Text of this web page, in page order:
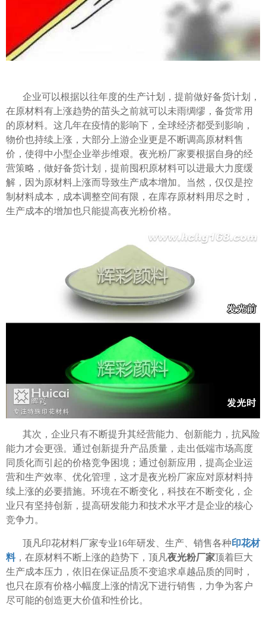
企业可以根据以往年度的生产计划，提前做好备货计划，
在原材料有上涨趋势的苗头之前就可以未雨绸缪，备货常用
的原材料。这几年在疫情的影响下，全球经济都受到影响，
物价也持续上涨，大部分上游企业更是不断调高原材料售
价，使得中小型企业举步维艰。夜光粉厂家要根据自身的经
营策略，做好备货计划，提前囤积原材料可以进最大力度缓
解，因为原材料上涨而导致生产成本增加。当然，仅仅是控
制材料成本，成本调整空间有限，在库存原材料用尽之时，
生产成本的增加也只能提高夜光粉价格。
其次，企业只有不断提升其经营能力、创新能力，抗风险
能力才会更强。通过创新提升产品质量，走出低端市场高度
同质化而引起的价格竞争困境；通过创新应用，提高企业运
营和生产效率、优化管理，这才是夜光粉厂家应对原材料持
续上涨的必要措施。环境在不断变化，科技在不断变化，企
业只有坚持创新，提高研发能力和技术水平才是企业的核心
竞争力。
顶凡印花材料厂家专业16年研发、生产、销售各种印花材
料，在原材料不断上涨的趋势下，顶凡夜光粉厂家顶着巨大
生产成本压力，依旧在保证品质不变追求卓越品质的同时，
也只在原有价格小幅度上涨的情况下进行销售，力争为客户
尽可能的创造更大价值和性价比。